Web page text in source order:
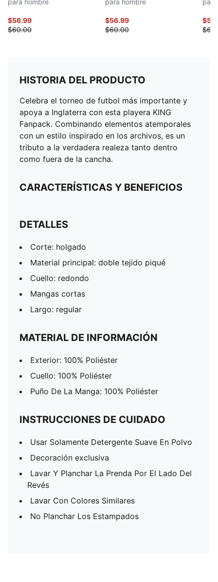
para hombre
$56.99
$60.00
para hombre
$56.99
$60.00
HISTORIA DEL PRODUCTO
Celebra el torneo de futbol más importante y
apoya a Inglaterra con esta playera KING
Fanpack. Combinando elementos atemporales
con un estilo inspirado en los archivos, es un
tributo a la verdadera realeza tanto dentro
como fuera de la cancha.
CARACTERÍSTICAS Y BENEFICIOS
DETALLES
Corte: holgado
Material principal: doble tejido piqué
Cuello: redondo
Mangas cortas
Largo: regular
MATERIAL DE INFORMACIÓN
Exterior: 100% Poliéster
Cuello: 100% Poliéster
Puño De La Manga: 100% Poliéster
INSTRUCCIONES DE CUIDADO
Usar Solamente Detergente Suave En Polvo
Decoración exclusiva
Lavar Y Planchar La Prenda Por El Lado Del
Revés
Lavar Con Colores Similares
No Planchar Los Estampados